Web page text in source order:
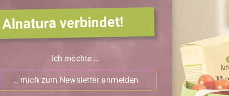
Alnatura verbindet!
Ich möchte ...
… mich zum Newsletter anmelden